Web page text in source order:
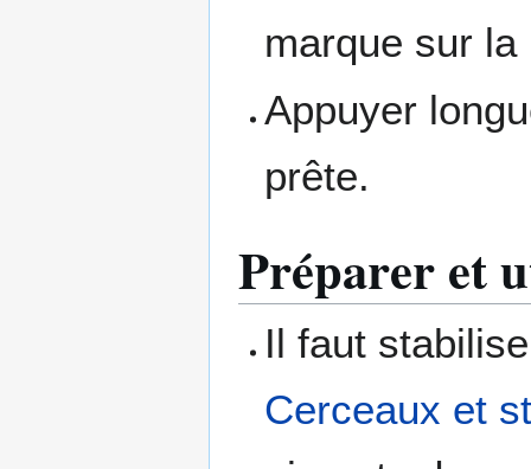
marque sur la
Appuyer
prête.
Préparer et
Il faut
Cerceaux et